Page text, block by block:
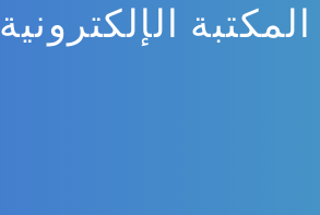
المكتبة الإلكترونية